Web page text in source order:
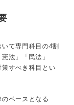
て専門科目の4割
法」「民法」
策すべき科目とい
ベースとなる